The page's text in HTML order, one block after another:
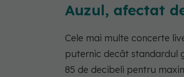
Auzul, afectat
Cele mai multe concerte
puternic decât standardul
85 de decibeli pentru